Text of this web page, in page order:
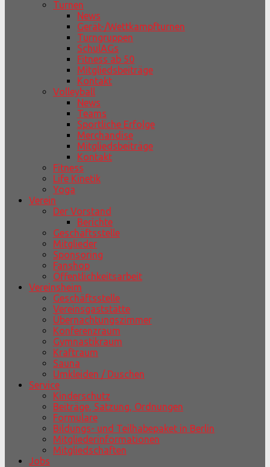
Turnen
News
Gerät-/Wettkampfturnen
Turngruppen
SchulAGs
Fitness ab 50
Mitgliedsbeiträge
Kontakt
Volleyball
News
Teams
Sportliche Erfolge
Merchandise
Mitgliedsbeiträge
Kontakt
Fitness
Life Kinetik
Yoga
Verein
Der Vorstand
Berichte
Geschäftsstelle
Mitglieder
Sponsoring
Fanshop
Öffentlichkeitsarbeit
Vereinsheim
Geschäftsstelle
Vereinsgaststätte
Übernachtungszimmer
Konferenzraum
Gymnastikraum
Kraftraum
Sauna
Umkleiden / Duschen
Service
Kinderschutz
Beiträge, Satzung, Ordnungen
Formulare
Bildungs- und Teilhabepaket in Berlin
Mitgliederinformationen
Mitgliedschaften
Jobs